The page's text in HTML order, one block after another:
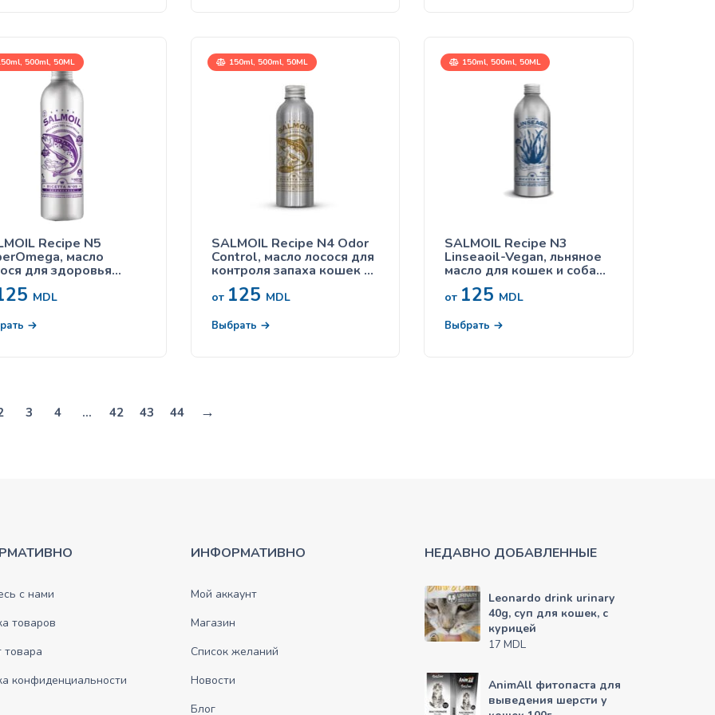
500ml, 50ML
Recipe N5
масло
для здоровья
и шерсти кошек и
MDL
150ml, 500ml, 50ML
SALMOIL Recipe N4 Odor
Control, масло лосося для
контроля запаха кошек и
собак
от 125 MDL
Выбрать
150ml, 500ml, 50ML
SALMOIL Recipe N3
Linseaoil-Vegan, льняное
масло для кошек и собак
при аллергии
от 125 MDL
Выбрать
3 4 … 42 43 44 →
с нами
товаров
товара
конфиденциальности
ИНФОРМАТИВНО
Мой аккаунт
Магазин
Список желаний
Новости
Блог
НЕДАВНО ДОБАВЛЕННЫЕ
Leonardo drink urinary
40g, суп для кошек, с
курицей
17 MDL
AnimAll фитопаста для
выведения шерсти у